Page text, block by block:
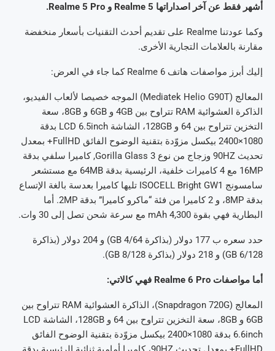
أشهر فقط عن آخر اصداراتها Realme 5 و Realme 5 Pro.
وكما عودتنا Realme على تقديم أحدث التقنيات بأسعار منخفضة
مقارنة بالعلامات التجارية الأخرى.
إليك أبرز مواصفات هاتف Realme 6 كما جاء في العرض:
المعالج (Mediatek Helio G90T) الموجه خصيصا لألعاب الفيديو،
الذاكرة العشوائية RAM تتراوح بين 4GB و 6GB و 8GB، سعة
التخزين تتراوح بين 64 و 128GB، الشاشة LCD 6.5inch بدقة
1080×2400 بيكسل مزوّدة بتقنية الوضوح الفائق FullHD+ بمعدل
تحديث 90HZ وزجاج من نوع Gorilla Glass 3, كاميرا سلفي بدقة
16MP مع 4 كاميرات خلفية، الرئيسية بدقة 64MB مع مستشعر
سامسونج ISOCELL Bright GW1 تليها كاميرا بعدسة بالغة الإتساع
بدقة 8MP، و 2 كاميرا من فئة “ماكرو كاميرا” بدقة 2MP. أما
البطارية فهي بقوة 4,300 mAh مع سرعة شحن تصل إلى 30 وات.
حدد سعره ب 177 دولار (بذاكرة 4/64 GB) و 204 دولار (بذاكرة
6/128 GB) و 218 دولار (بذاكرة 8/128 GB).
أما مواصفات Realme 6 Pro فهي كالاتي:
المعالج (Snapdragon 720G)، الذاكرة العشوائية RAM تتراوح بين
6GB و 8GB، سعة التخزين تتراوح بين 64 و 128GB، الشاشة LCD
6.6inch بدقة 1080×2400 بيكسل مزوّدة بتقنية الوضوح الفائق